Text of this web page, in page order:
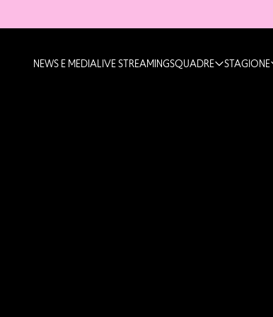
NEWS E MEDIALIVE STREAMINGSQUADRE STAGIONE